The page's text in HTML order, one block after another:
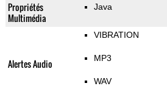
Propriétés
Multimédia
Java
Alertes Audio
VIBRATION
MP3
WAV